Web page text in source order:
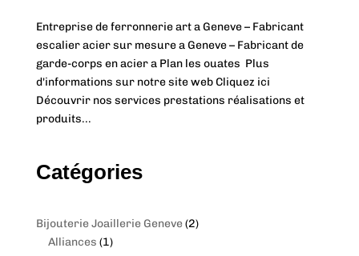
Entreprise de ferronnerie art a Geneve – Fabricant
escalier acier sur mesure a Geneve – Fabricant de
garde-corps en acier a Plan les ouates Plus
d'informations sur notre site web Cliquez ici
Découvrir nos services prestations réalisations et
produits...
Catégories
Bijouterie Joaillerie Geneve 22
Alliances 11